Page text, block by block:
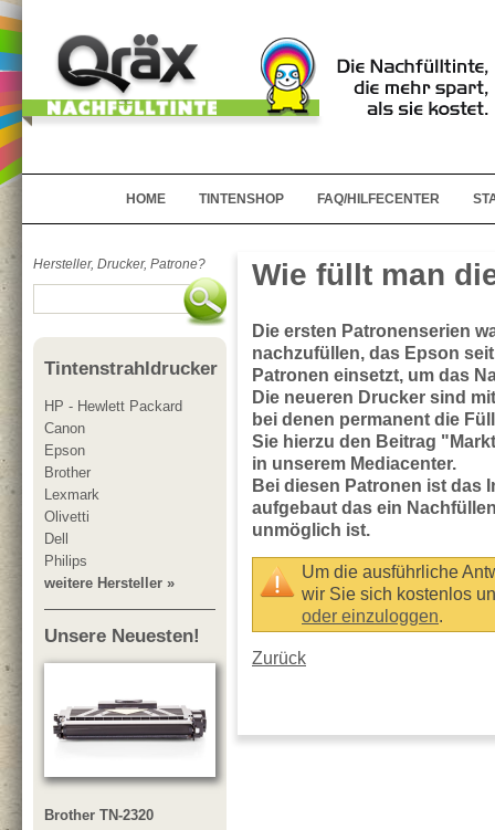
HOME TINTENSHOP FAQ/HILFECENTER
Hersteller, Drucker, Patrone?
Tintenstrahldrucker
HP - Hewlett Packard
Canon
Epson
Brother
Lexmark
Olivetti
Dell
Philips
weitere Hersteller »
Unsere Neuesten!
Brother TN-2320
Wie füllt man
Die ersten Patronenserien
nachzufüllen, das Epson
Patronen einsetzt, um das
Die neueren Drucker sind
bei denen permanent die
Sie hierzu den Beitrag
in unserem Mediacenter.
Bei diesen Patronen ist das
aufgebaut das ein
unmöglich ist.
Um die ausführliche
wir Sie sich kostenlos
oder einzuloggen.
Zurück